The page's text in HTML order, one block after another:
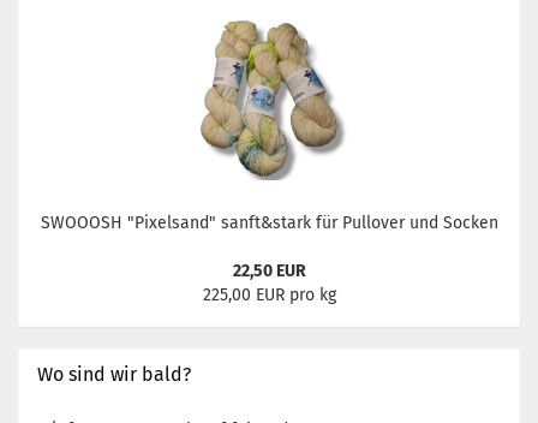
SWOOOSH "Pixelsand" sanft&stark für Pullover und Socken
22,50 EUR
225,00 EUR pro kg
Wo sind wir bald?